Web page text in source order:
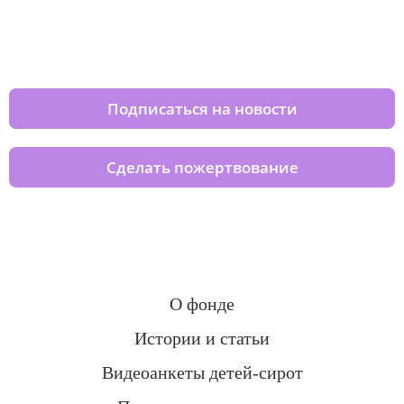
Подписаться на новости
Сделать пожертвование
О фонде
Истории и статьи
Видеоанкеты детей-сирот